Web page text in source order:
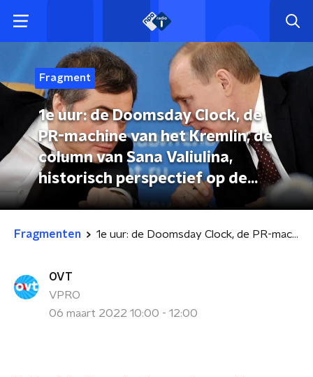
Fragment
1e uur: de Doomsday Clock, de
PR-machine van het Kremlin, de
column van Sana Valiulina,
historisch perspectief op de
belegerde stad, OVT 06-03-2022
Fragmenten 1e uur: de Doomsday Clock, de PR-machine van het Kremlin, de column van Sana Valiulina, historisch perspectief op de belegerde stad, OVT 06-03-2022
OVT
VPRO
06 maart 2022 10:00 - 12:00